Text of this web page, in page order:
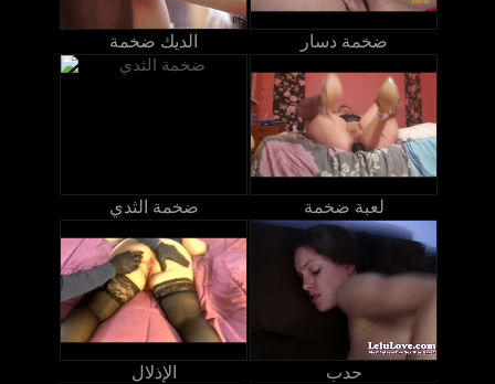
الديك ضخمة ضخمة دسار
ضخمة الثدي لعبة ضخمة
الإذلال حدب